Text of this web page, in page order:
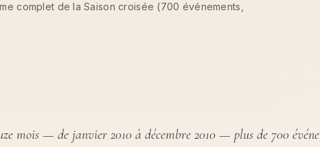
complet de la Saison croisée (700 événements,
mois — de janvier 2010 à décembre 2010 — plus de 700